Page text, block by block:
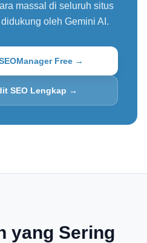
massal di seluruh situs
oleh Gemini AI.
Free →
SEO Lengkap →
yang Sering